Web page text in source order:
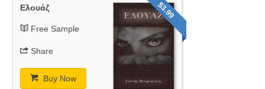
$3.99
Ελουάζ
Free Sample
Share
Buy Now